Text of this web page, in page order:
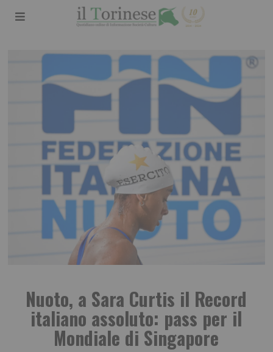
Nuoto, a Sara Curtis il Record
italiano assoluto: pass per il
Mondiale di Singapore